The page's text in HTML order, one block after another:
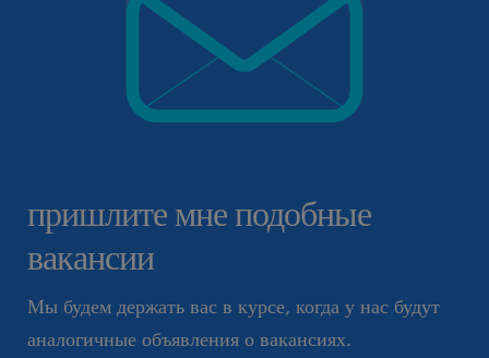
пришлите мне подобные
вакансии
Мы будем держать вас в курсе, когда у нас будут
аналогичные объявления о вакансиях.